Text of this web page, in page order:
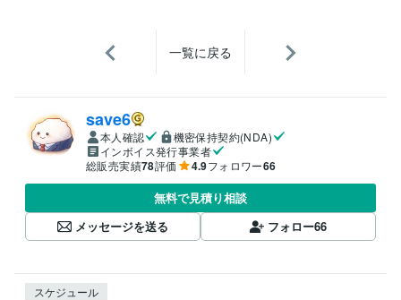
一覧に戻る
save6
本人確認
機密保持契約(NDA)
インボイス発行事業者
総販売実績78評価 4.9フォロワー66
無料で見積り相談
メッセージを送る
フォロー66
スケジュール